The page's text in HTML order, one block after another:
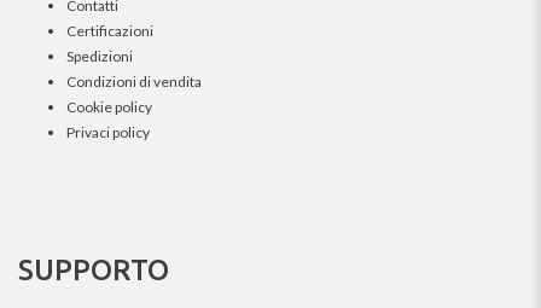
Contatti
Certificazioni
Spedizioni
Condizioni di vendita
Cookie policy
Privaci policy
SUPPORTO